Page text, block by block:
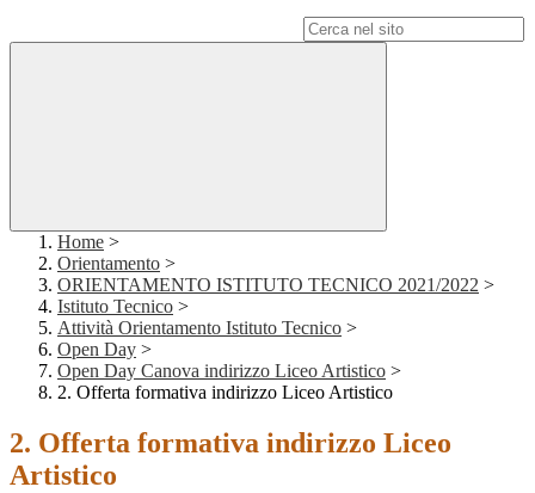
Home >
Orientamento >
ORIENTAMENTO ISTITUTO TECNICO 2021/2022 >
Istituto Tecnico >
Attività Orientamento Istituto Tecnico >
Open Day >
Open Day Canova indirizzo Liceo Artistico >
2. Offerta formativa indirizzo Liceo Artistico
2. Offerta formativa indirizzo Liceo
Artistico